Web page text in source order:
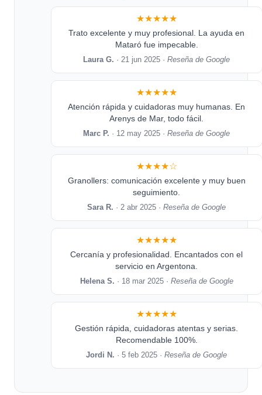
★★★★★
Trato excelente y muy profesional. La ayuda en
Mataró fue impecable.
Laura G. · 21 jun 2025 ·Reseña de Google
★★★★★
Atención rápida y cuidadoras muy humanas. En
Arenys de Mar, todo fácil.
Marc P. · 12 may 2025 ·Reseña de Google
★★★★☆
Granollers: comunicación excelente y muy buen
seguimiento.
Sara R. · 2 abr 2025 ·Reseña de Google
★★★★★
Cercanía y profesionalidad. Encantados con el
servicio en Argentona.
Helena S. · 18 mar 2025 · Reseña de Google
★★★★★
Gestión rápida, cuidadoras atentas y serias.
Recomendable 100%.
Jordi N. · 5 feb 2025 ·Reseña de Google